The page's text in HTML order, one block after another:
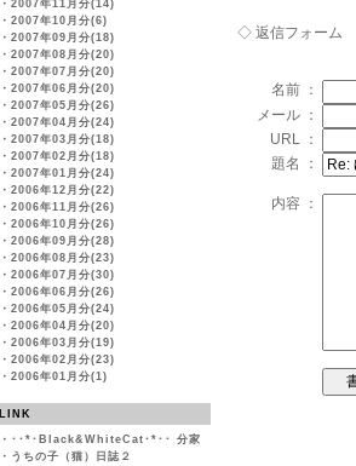
・ 2007年11月分(14)
・ 2007年10月分(6)
・ 2007年09月分(18)
・ 2007年08月分(20)
・ 2007年07月分(20)
・ 2007年06月分(20)
・ 2007年05月分(26)
・ 2007年04月分(24)
・ 2007年03月分(18)
・ 2007年02月分(18)
・ 2007年01月分(24)
・ 2006年12月分(22)
・ 2006年11月分(26)
・ 2006年10月分(26)
・ 2006年09月分(28)
・ 2006年08月分(23)
・ 2006年07月分(30)
・ 2006年06月分(26)
・ 2006年05月分(24)
・ 2006年04月分(20)
・ 2006年03月分(19)
・ 2006年02月分(23)
・ 2006年01月分(1)
LINK
・ ･･*･Black&WhiteCat･*･･ 分家
・ うちの子（猫）日誌２
◇ 返信フォーム
名前 ：
メール ：
URL ：
題名 ：
内容 ：